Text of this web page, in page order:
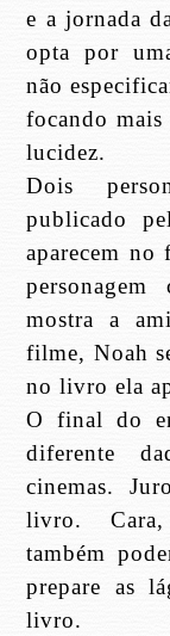
e a jornada
opta por
não
focando mais
lucidez.
Dois
publicado
aparecem
mostra a
filme, Noah
no livro ela
O final do
diferente
cinemas.
livro. Cara,
também
prepare as
livro.